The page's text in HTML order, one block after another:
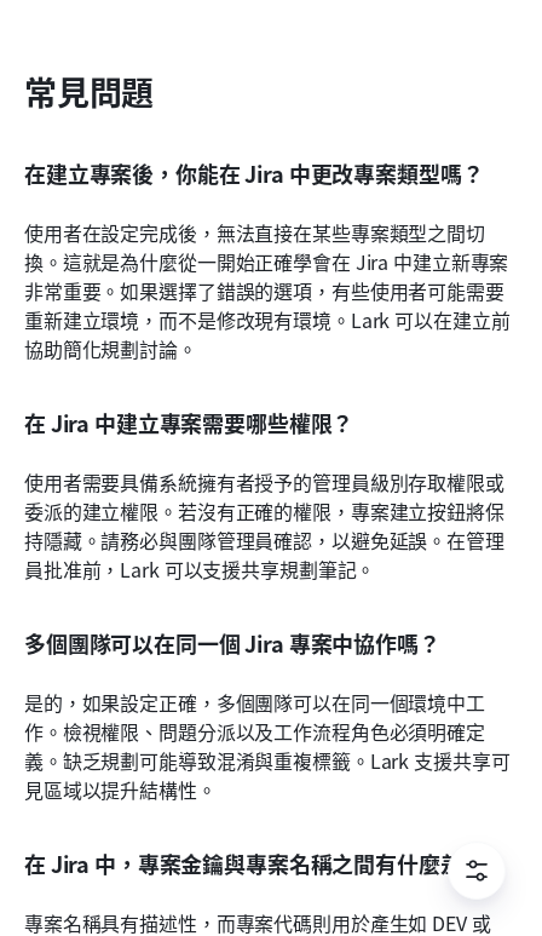
常見問題
在建立專案後，你能在 Jira 中更改專案類型嗎？
使用者在設定完成後，無法直接在某些專案類型之間切
換。這就是為什麼從一開始正確學會在 Jira 中建立新專案
非常重要。如果選擇了錯誤的選項，有些使用者可能需要
重新建立環境，而不是修改現有環境。Lark 可以在建立前
協助簡化規劃討論。
在 Jira 中建立專案需要哪些權限？
使用者需要具備系統擁有者授予的管理員級別存取權限或
委派的建立權限。若沒有正確的權限，專案建立按鈕將保
持隱藏。請務必與團隊管理員確認，以避免延誤。在管理
員批准前，Lark 可以支援共享規劃筆記。
多個團隊可以在同一個 Jira 專案中協作嗎？
是的，如果設定正確，多個團隊可以在同一個環境中工
作。檢視權限、問題分派以及工作流程角色必須明確定
義。缺乏規劃可能導致混淆與重複標籤。Lark 支援共享可
見區域以提升結構性。
在 Jira 中，專案金鑰與專案名稱之間有什麼差別？
專案名稱具有描述性，而專案代碼則用於產生如 DEV 或